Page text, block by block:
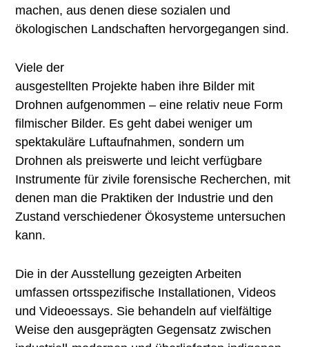
machen, aus denen diese sozialen und
ökologischen Landschaften hervorgegangen sind.
Viele der
ausgestellten Projekte haben ihre Bilder mit
Drohnen aufgenommen – eine relativ neue Form
filmischer Bilder. Es geht dabei weniger um
spektakuläre Luftaufnahmen, sondern um
Drohnen als preiswerte und leicht verfügbare
Instrumente für zivile forensische Recherchen, mit
denen man die Praktiken der Industrie und den
Zustand verschiedener Ökosysteme untersuchen
kann.
Die in der Ausstellung gezeigten Arbeiten
umfassen ortsspezifische Installationen, Videos
und Videoessays. Sie behandeln auf vielfältige
Weise den ausgeprägten Gegensatz zwischen